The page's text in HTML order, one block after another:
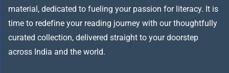
material, dedicated to fueling your passion for literacy. It is
time to redefine your reading journey with our thoughtfully
curated collection, delivered straight to your doorstep
across India and the world.